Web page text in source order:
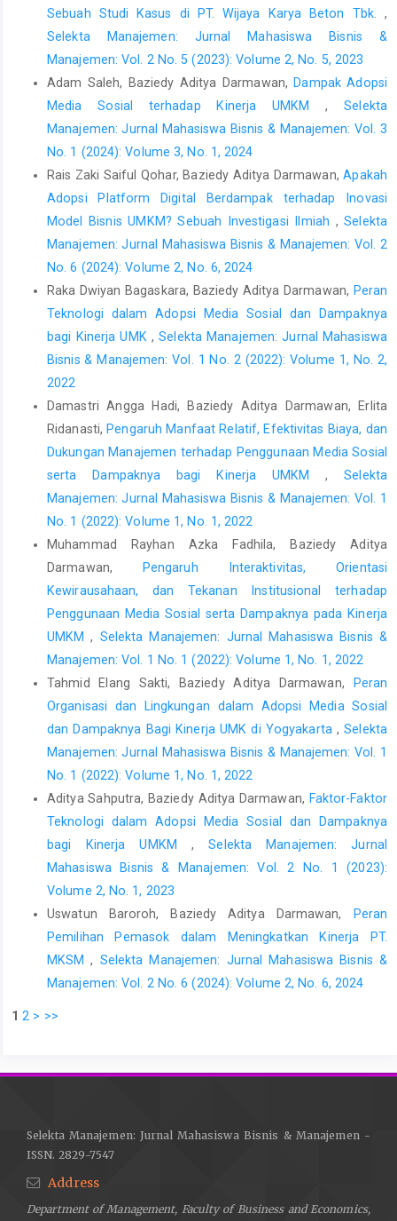
Of Inventory Information On Raw Material Companies. Aptisi
Transaction on Management (ATM), 3(2), pp. 126-130.
Jacobs, F. R. & Chase, B. R., 2016. Manajemen Operasi dan
Rantai Pasokan. Jakarta Selatan: Salemba Empat.
Mahmuda, Q. A. & Agustin, W. S., 2020. Analisis Pengendalian
Internal Persediaan Bahan Baku terhadap Aktivitas Produksi.
Jurnal Mahasiswa Akuntansi (JAMAK).
Nazir, M., 2009. Metode Penelitian. Bogor: Ghalia Indonesia.
W., 2016. Penerapan Metode Analytic Network Process (ANP)
untuk Mengatasi Keterlambatan Pengadaan Barang pada
Bagian Umum di PT Solo Grafika Utama. Jurnal Performa, 15(2),
pp. 137-145.
Sugeng, B., 2020. Fundamental Metodologi Penelitian
Kuantitatif (Eksplanatif). 1 penyunt. Sleman: Deepublish.
Sebuah Studi Kasus di PT. Wijaya Karya Beton Tbk. ,
Selekta Manajemen: Jurnal Mahasiswa Bisnis &
Manajemen: Vol. 2 No. 5 (2023): Volume 2, No. 5, 2023
Adam Saleh, Baziedy Aditya Darmawan, Dampak Adopsi
Media Sosial terhadap Kinerja UMKM,Selekta
Manajemen: Jurnal Mahasiswa Bisnis & Manajemen: Vol. 3
No. 1 (2024): Volume 3, No. 1, 2024
Rais Zaki Saiful Qohar, Baziedy Aditya Darmawan,Apakah
Adopsi Platform Digital Berdampak terhadap Inovasi
Model Bisnis UMKM? Sebuah Investigasi Ilmiah ,Selekta
Manajemen: Jurnal Mahasiswa Bisnis & Manajemen: Vol. 2
No. 6 (2024): Volume 2, No. 6, 2024
Raka Dwiyan Bagaskara, Baziedy Aditya Darmawan, Peran
Teknologi dalam Adopsi Media Sosial dan Dampaknya
bagi Kinerja UMK ,Selekta Manajemen: Jurnal Mahasiswa
Bisnis & Manajemen: Vol. 1 No. 2 (2022): Volume 1, No. 2,
2022
Damastri Angga Hadi, Baziedy Aditya Darmawan, Erlita
Ridanasti, Pengaruh Manfaat Relatif, Efektivitas Biaya, dan
Dukungan Manajemen terhadap Penggunaan Media Sosial
serta Dampaknya bagi Kinerja UMKM,Selekta
Manajemen: Jurnal Mahasiswa Bisnis & Manajemen: Vol. 1
No. 1 (2022): Volume 1, No. 1, 2022
Muhammad Rayhan Azka Fadhila, Baziedy Aditya
Darmawan,
Pengaruh Interaktivitas, Orientasi
Kewirausahaan, dan Tekanan Institusional terhadap
Penggunaan Media Sosial serta Dampaknya pada Kinerja
UMKM, Selekta Manajemen: Jurnal Mahasiswa Bisnis &
Manajemen: Vol. 1 No. 1 (2022): Volume 1, No. 1, 2022
Tahmid Elang Sakti, Baziedy Aditya Darmawan,
Peran
Organisasi dan Lingkungan dalam Adopsi Media Sosial
dan Dampaknya Bagi Kinerja UMK di Yogyakarta,Selekta
Manajemen: Jurnal Mahasiswa Bisnis & Manajemen: Vol. 1
No. 1 (2022): Volume 1, No. 1, 2022
Aditya Sahputra, Baziedy Aditya Darmawan, Faktor-Faktor
Teknologi dalam Adopsi Media Sosial dan Dampaknya
bagi Kinerja UMKM,Selekta Manajemen: Jurnal
Mahasiswa Bisnis & Manajemen: Vol. 2 No. 1 (2023):
Volume 2, No. 1, 2023
Uswatun Baroroh, Baziedy Aditya Darmawan,
Peran
Pemilihan Pemasok dalam Meningkatkan Kinerja PT.
MKSM, Selekta Manajemen: Jurnal Mahasiswa Bisnis &
Manajemen: Vol. 2 No. 6 (2024): Volume 2, No. 6, 2024
1 2 > >>
Selekta Manajemen: Jurnal Mahasiswa Bisnis & Manajemen -
ISSN. 2829-7547
Address
Department of Management, Faculty of Business and Economics,